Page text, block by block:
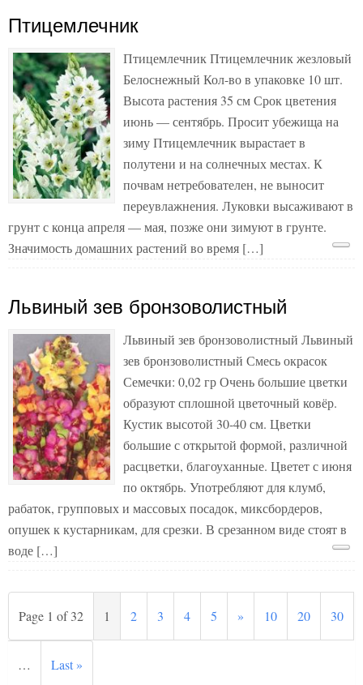
Птицемлечник
Птицемлечник Птицемлечник жезловый
Белоснежный Кол-во в упаковке 10 шт.
Высота растения 35 см Срок цветения
июнь — сентябрь. Просит убежища на
зиму Птицемлечник вырастает в
полутени и на солнечных местах. К
почвам нетребователен, не выносит
переувлажнения. Луковки высаживают в
грунт с конца апреля — мая, позже они зимуют в грунте.
Значимость домашних растений во время […]
Львиный зев бронзоволистный
Львиный зев бронзоволистный Львиный
зев бронзоволистный Смесь окрасок
Семечки: 0,02 гр Очень большие цветки
образуют сплошной цветочный ковёр.
Кустик высотой 30-40 см. Цветки
большие с открытой формой, различной
расцветки, благоуханные. Цветет с июня
по октябрь. Употребляют для клумб,
рабаток, групповых и массовых посадок, миксбордеров,
опушек к кустарникам, для срезки. В срезанном виде стоят в
воде […]
Page 1 of 32 1 2 3 4 5 » 10 20 30
… Last »